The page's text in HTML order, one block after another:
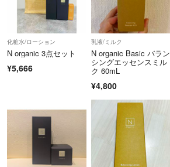
化粧水/ローション
N organic 3点セット
¥5,666
乳液/ミルク
N organic Basic バラン
シングエッセンスミル
ク 60mL
¥4,800